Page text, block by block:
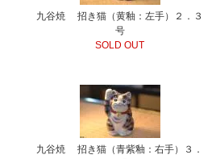
九谷焼 招き猫（黄釉：左手）２．３
号
SOLD OUT
九谷焼 招き猫（青紫釉：右手）３．